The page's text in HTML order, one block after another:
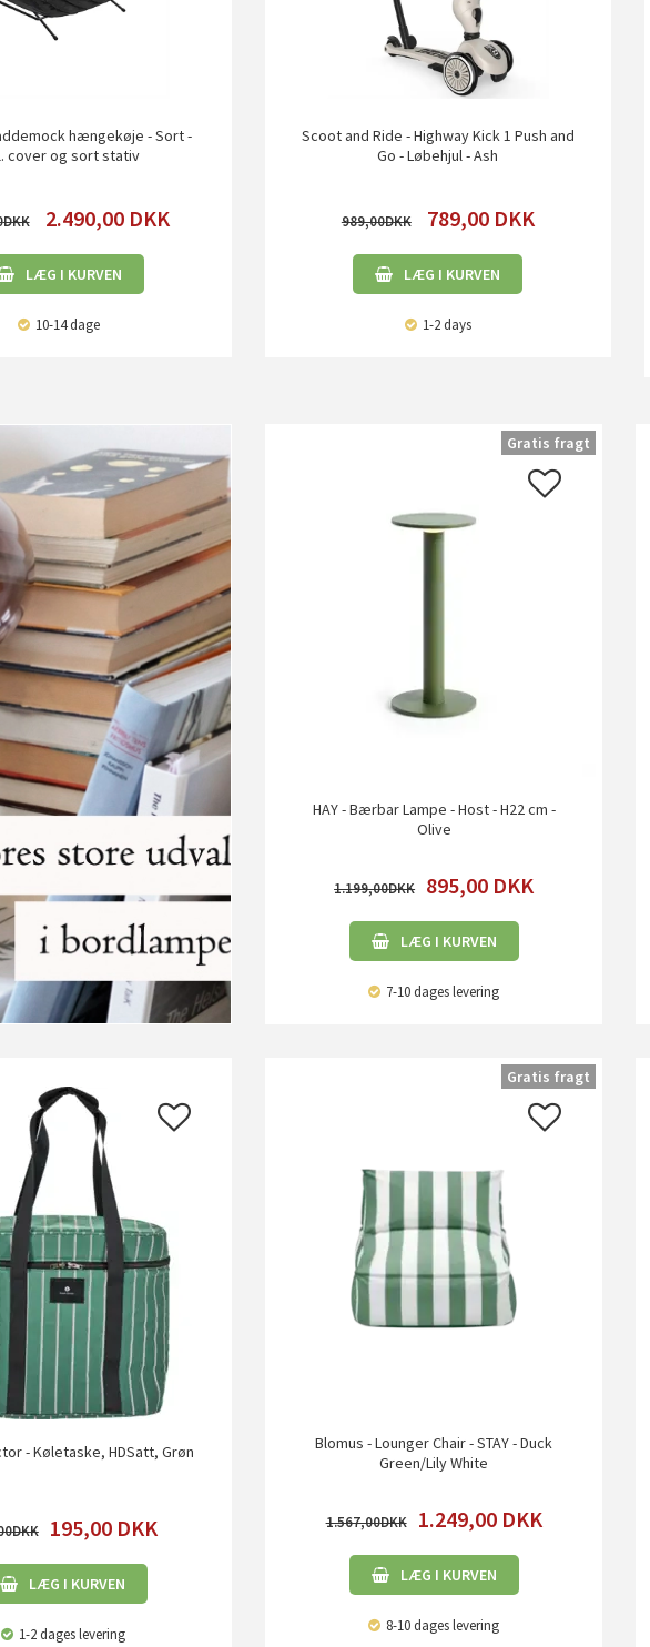
hængekøje - Sort -
cover og sort stativ
2.490,00 DKK
LÆG I KURVEN
10-14 dage
Scoot and Ride - Highway Kick 1 Push and
Go - Løbehjul - Ash
989,00 789,00 DKK
LÆG I KURVEN
1-2 days
HAY - Bærbar Lampe - Host - H22 cm -
Olive
1.199,00 895,00 DKK
LÆG I KURVEN
7-10 dages levering
Gratis fragt
- Køletaske, HDSatt, Grøn
195,00 DKK
LÆG I KURVEN
1-2 dages levering
Blomus - Lounger Chair - STAY - Duck
Green/Lily White
1.567,00 1.249,00 DKK
LÆG I KURVEN
8-10 dages levering
Gratis fragt